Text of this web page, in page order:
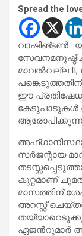
Spread the
വാഷിങ്ടൺ
മാവൽവല്ല II,
ഈ
കേടുപാടുകൾ
സർജന്റായ
കുറ്റമാണ്
മാസത്തിന്
അറസ്റ്റ്
ഏജൻറുമാർ